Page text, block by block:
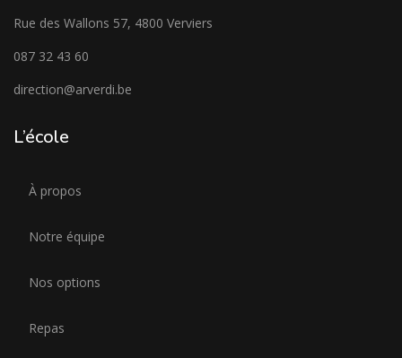
Rue des Wallons 57, 4800 Verviers
087 32 43 60
direction@arverdi.be
L’école
À propos
Notre équipe
Nos options
Repas